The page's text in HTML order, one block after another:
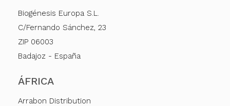
Biogénesis Europa S.L.
C/Fernando Sánchez, 23
ZIP 06003
Badajoz - España
ÁFRICA
Arrabon Distribution